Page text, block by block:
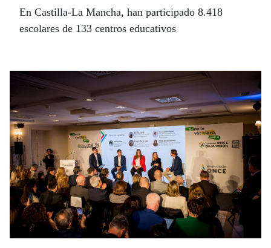
En Castilla-La Mancha, han participado 8.418
escolares de 133 centros educativos